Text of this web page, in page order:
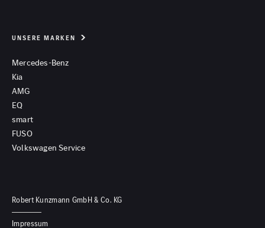
UNSERE MARKEN
Mercedes-Benz
Kia
AMG
EQ
smart
FUSO
Volkswagen Service
Robert Kunzmann GmbH & Co. KG
Impressum